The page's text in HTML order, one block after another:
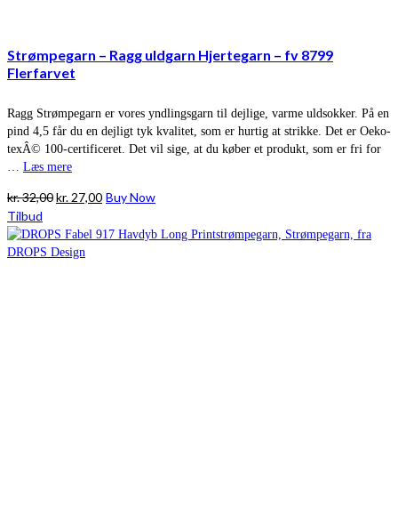
Strømpegarn – Ragg uldgarn Hjertegarn – fv 8799
Flerfarvet
Ragg Strømpegarn er vores yndlingsgarn til dejlige, varme uldsokker. På en
pind 4,5 får du en dejligt tyk kvalitet, som er hurtig at strikke. Det er Oeko-
texÂ© 100-certificeret. Det vil sige, at du køber et produkt, som er fri for
… Læs mere
kr.32,00Den
pris
var:
kr.27,00Den
pris
Buy Now
Tilbud